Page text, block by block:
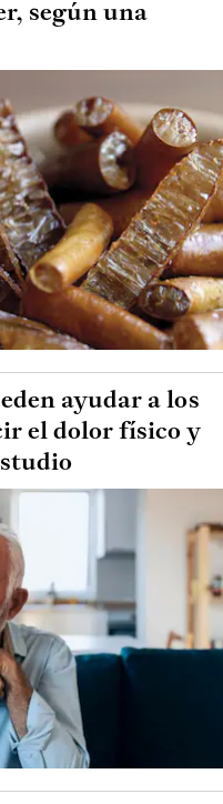
según una
ayudar a los
el dolor físico y